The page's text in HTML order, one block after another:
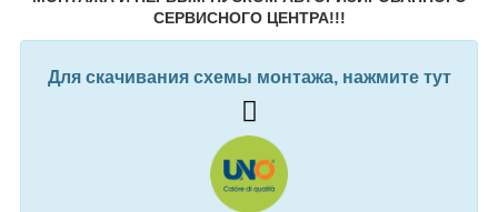
СЕРВИСНОГО ЦЕНТРА!!!
Для скачивания схемы монтажа, нажмите тут